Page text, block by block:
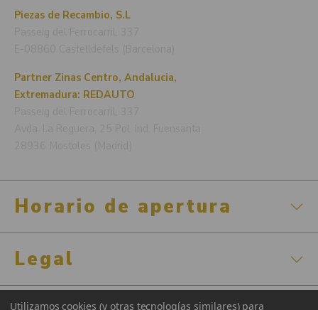
Piezas de Recambio, S.L
Partner Zinas Centro, Andalucia,
Extremadura: REDAUTO
Horario de apertura
Legal
Utilizamos cookies (y otras tecnologías similares) para